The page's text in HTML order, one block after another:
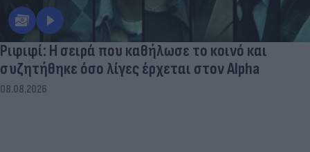
Ριφιφί: Η σειρά που καθήλωσε το κοινό και
συζητήθηκε όσο λίγες έρχεται στον Alpha
08.08.2026